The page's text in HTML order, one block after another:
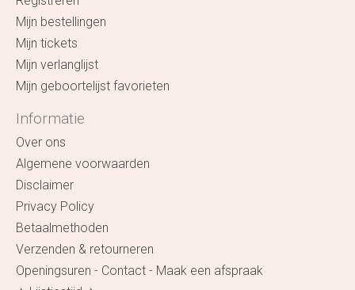
Mijn bestellingen
Mijn tickets
Mijn verlanglijst
Mijn geboortelijst favorieten
Informatie
Over ons
Algemene voorwaarden
Disclaimer
Privacy Policy
Betaalmethoden
Verzenden & retourneren
Openingsuren - Contact - Maak een afspraak